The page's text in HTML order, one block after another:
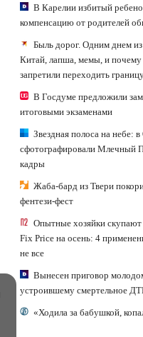
В Карелии избитый
компенсацию от родителей
Быль дорог. Одним днем из
Китай, лапша, мемы, и почему
запретили переходить
В Госдуме предложили
итоговыми экзаменами
Звездная полоса на небе:
сфотографировали Млечный
кадры
Жаба-бард из Твери
фентези-фест
Опытные хозяйки скупают
Fix Price на осень: 4
не все
Вынесен приговор
устроившему смертельное
«Ходила за бабушкой,